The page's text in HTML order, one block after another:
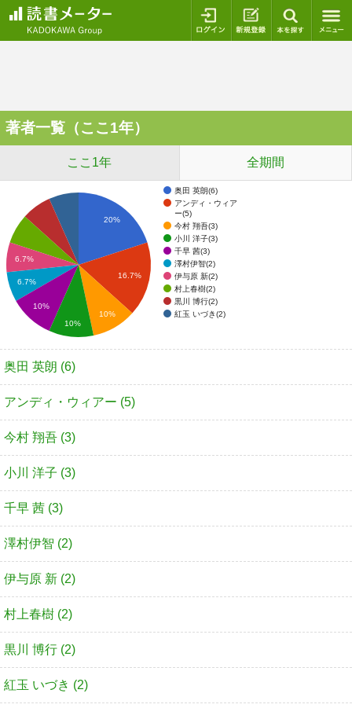
ログイン 新規登録
著者一覧（ここ1年）
ここ1年 全期間
奥田 英朗(6)
アンディ・ウィア
ー(5)
今村 翔吾(3)
小川 洋子(3)
千早 茜(3)
澤村伊智(2)
伊与原 新(2)
村上春樹(2)
黒川 博行(2)
紅玉 いづき(2)
20%
16.7%
10%
6.7%
6.7%
10%
10%
奥田 英朗 (6)
アンディ・ウィアー (5)
今村 翔吾 (3)
小川 洋子 (3)
千早 茜 (3)
澤村伊智 (2)
伊与原 新 (2)
村上春樹 (2)
黒川 博行 (2)
紅玉 いづき (2)